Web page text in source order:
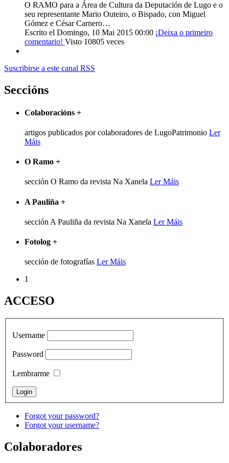
O RAMO para a Área de Cultura da Deputación de Lugo e o
seu representante Mario Outeiro, o Bispado, con Miguel
Gómez e César Carnero…
Escrito el Domingo, 10 Mai 2015 00:00 ¡Deixa o primeiro
comentario! Visto 10805 veces
Suscribirse a este canal RSS
Seccións
Colaboracións +
artigos publicados por colaboradores de LugoPatrimonio Ler
Máis
O Ramo +
sección O Ramo da revista Na Xanela Ler Máis
A Pauliña +
sección A Pauliña da revista Na Xanela Ler Máis
Fotolog +
sección de fotografías Ler Máis
1
ACCESO
Username
Password
Lembrarme
Forgot your password?
Forgot your username?
Colaboradores